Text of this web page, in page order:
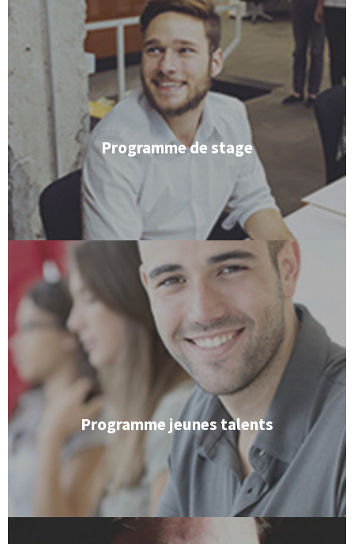
Programme de stage
Vous êtes en train de terminer vos études? Nous
vous offrons la possibilité de réaliser votre stage
dans notre entreprise. Avec nous vous pourrez
compléter votre formation tout en acquérant de
l'expérience professionnelle dans un entourage
jeune et dynamique.
Programme jeunes talents
Vous avez été récemment diplômés? Vous êtes
intéressés au développement de votre cursus
professionnel dans un groupe international solide
dans son secteur et constamment en
croissance? Une initiative qui vous invite à
développer votre carrière avec nous.